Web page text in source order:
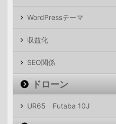
WordPressテーマ
収益化
SEO関係
ドローン
UR65 Futaba 10J